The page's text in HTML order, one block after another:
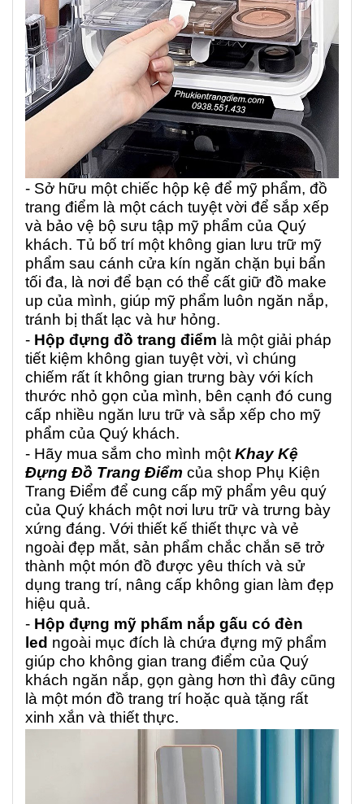
- Sở hữu một chiếc hộp kệ để mỹ phẩm, đồ
trang điểm là một cách tuyệt vời để sắp xếp
và bảo vệ bộ sưu tập mỹ phẩm của Quý
khách. Tủ bố trí một không gian lưu trữ mỹ
phẩm sau cánh cửa kín ngăn chặn bụi bẩn
tối đa, là nơi để bạn có thể cất giữ đồ make
up của mình, giúp mỹ phẩm luôn ngăn nắp,
tránh bị thất lạc và hư hỏng.
- Hộp đựng đồ trang điểm là một giải pháp
tiết kiệm không gian tuyệt vời, vì chúng
chiếm rất ít không gian trưng bày với kích
thước nhỏ gọn của mình, bên cạnh đó cung
cấp nhiều ngăn lưu trữ và sắp xếp cho mỹ
phẩm của Quý khách.
- Hãy mua sắm cho mình mộtKhay Kệ
Đựng Đồ Trang Điểm của shop Phụ Kiện
Trang Điểm để cung cấp mỹ phẩm yêu quý
của Quý khách một nơi lưu trữ và trưng bày
xứng đáng. Với thiết kế thiết thực và vẻ
ngoài đẹp mắt, sản phẩm chắc chắn sẽ trở
thành một món đồ được yêu thích và sử
dụng trang trí, nâng cấp không gian làm đẹp
hiệu quả.
- Hộp đựng mỹ phẩm nắp gấu có đèn
led ngoài mục đích là chứa đựng mỹ phẩm
giúp cho không gian trang điểm của Quý
khách ngăn nắp, gọn gàng hơn thì đây cũng
là một món đồ trang trí hoặc quà tặng rất
xinh xắn và thiết thực.